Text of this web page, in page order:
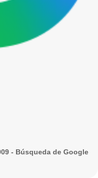
- Búsqueda de Google